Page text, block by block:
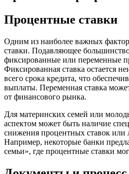
Процентные ставки
Одним из наиболее важных
ставки. Подавляющее
фиксированные или переменные
Фиксированная ставка остается
всего срока кредита, что
выплаты. Переменная ставка
от финансового рынка.
Для материнских семей или
аспектом может быть наличие
снижения процентных ставок или
Например, некоторые банки
семьи», где процентные ставки